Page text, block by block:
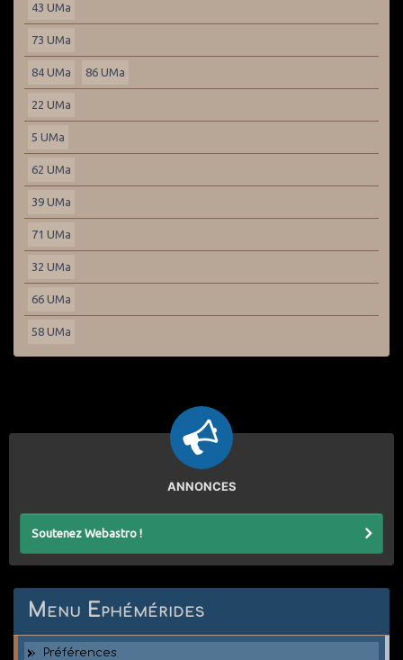
43 UMa
73 UMa
84 UMa 86 UMa
22 UMa
5 UMa
62 UMa
39 UMa
71 UMa
32 UMa
66 UMa
58 UMa
ANNONCES
Soutenez Webastro !
Menu Ephémérides
Préférences